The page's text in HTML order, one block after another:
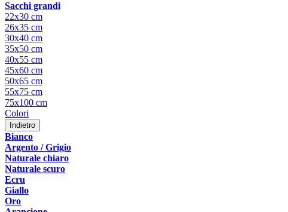
Sacchi grandi
22x30 cm
26x35 cm
30x40 cm
35x50 cm
40x55 cm
45x60 cm
50x65 cm
55x75 cm
75x100 cm
Colori
Indietro
Bianco
Argento / Grigio
Naturale chiaro
Naturale scuro
Ecru
Giallo
Oro